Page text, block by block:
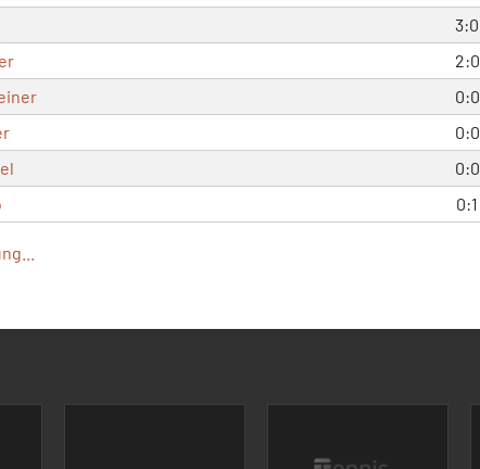
3:0
2:0
0:0
0:0
0:0
0:1